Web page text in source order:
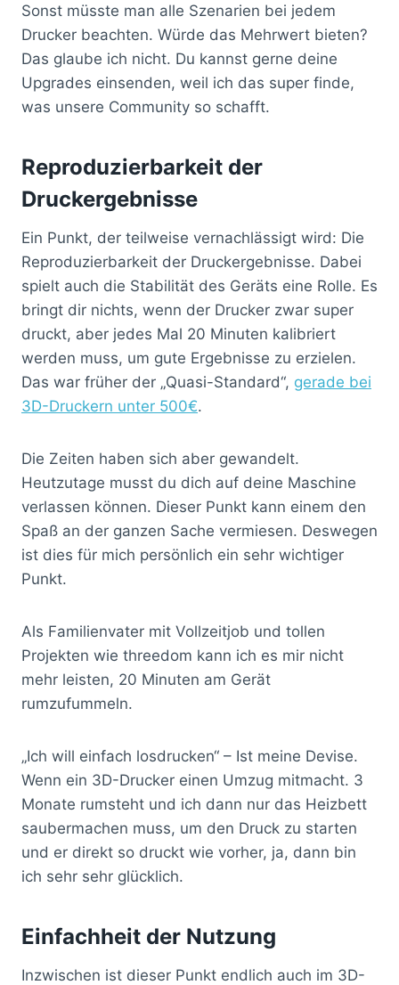
Sonst müsste man alle Szenarien bei jedem
Drucker beachten. Würde das Mehrwert bieten?
Das glaube ich nicht. Du kannst gerne deine
Upgrades einsenden, weil ich das super finde,
was unsere Community so schafft.
Reproduzierbarkeit der
Druckergebnisse
Ein Punkt, der teilweise vernachlässigt wird: Die
Reproduzierbarkeit der Druckergebnisse. Dabei
spielt auch die Stabilität des Geräts eine Rolle. Es
bringt dir nichts, wenn der Drucker zwar super
druckt, aber jedes Mal 20 Minuten kalibriert
werden muss, um gute Ergebnisse zu erzielen.
Das war früher der „Quasi-Standard“, gerade bei
3D-Druckern unter 500€.
Die Zeiten haben sich aber gewandelt.
Heutzutage musst du dich auf deine Maschine
verlassen können. Dieser Punkt kann einem den
Spaß an der ganzen Sache vermiesen. Deswegen
ist dies für mich persönlich ein sehr wichtiger
Punkt.
Als Familienvater mit Vollzeitjob und tollen
Projekten wie threedom kann ich es mir nicht
mehr leisten, 20 Minuten am Gerät
rumzufummeln.
„Ich will einfach losdrucken“ – Ist meine Devise.
Wenn ein 3D-Drucker einen Umzug mitmacht. 3
Monate rumsteht und ich dann nur das Heizbett
saubermachen muss, um den Druck zu starten
und er direkt so druckt wie vorher, ja, dann bin
ich sehr sehr glücklich.
Einfachheit der Nutzung
Inzwischen ist dieser Punkt endlich auch im 3D-